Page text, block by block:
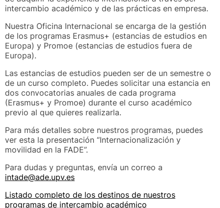
intercambio académico y de las prácticas en empresa.
Nuestra Oficina Internacional se encarga de la gestión
de los programas Erasmus+ (estancias de estudios en
Europa) y Promoe (estancias de estudios fuera de
Europa).
Las estancias de estudios pueden ser de un semestre o
de un curso completo. Puedes solicitar una estancia en
dos convocatorias anuales de cada programa
(Erasmus+ y Promoe) durante el curso académico
previo al que quieres realizarla.
Para más detalles sobre nuestros programas, puedes
ver esta la presentación “Internacionalización y
movilidad en la FADE”.
Para dudas y preguntas, envía un correo a
intade@ade.upv.es
Listado completo de los destinos de nuestros
programas de intercambio académico